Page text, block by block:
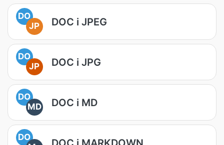
DO
JP
DOC i JPEG
DO
JP
DOC i JPG
DO
MD
DOC i MD
DO